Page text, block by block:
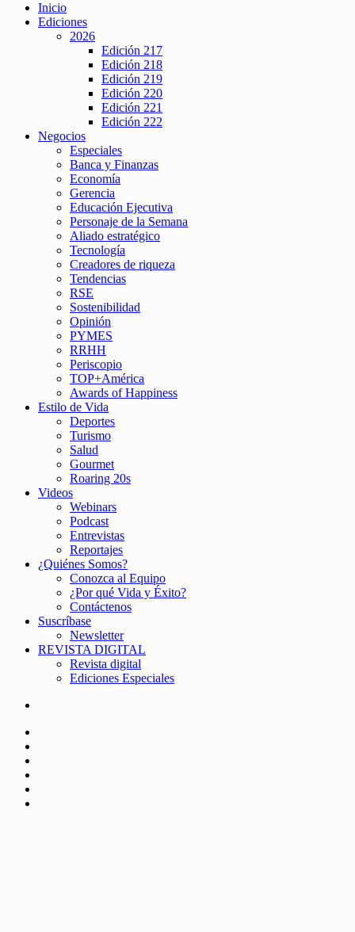
Inicio
Ediciones
2026
Edición 217
Edición 218
Edición 219
Edición 220
Edición 221
Edición 222
Negocios
Especiales
Banca y Finanzas
Economía
Gerencia
Educación Ejecutiva
Personaje de la Semana
Aliado estratégico
Tecnología
Creadores de riqueza
Tendencias
RSE
Sostenibilidad
Opinión
PYMES
RRHH
Periscopio
TOP+América
Awards of Happiness
Estilo de Vida
Deportes
Turismo
Salud
Gourmet
Roaring 20s
Videos
Webinars
Podcast
Entrevistas
Reportajes
¿Quiénes Somos?
Conozca al Equipo
¿Por qué Vida y Éxito?
Contáctenos
Suscríbase
Newsletter
REVISTA DIGITAL
Revista digital
Ediciones Especiales